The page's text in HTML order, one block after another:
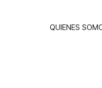
QUIENES